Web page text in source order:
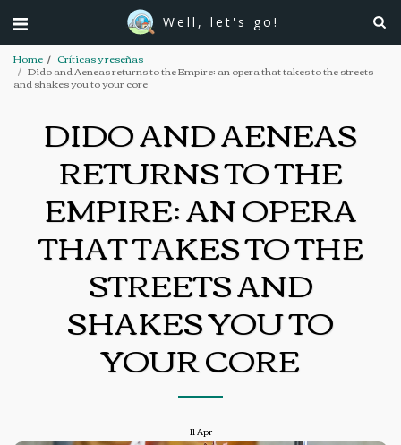
Well, let's go!
Home Críticas y reseñas
Dido and Aeneas returns to the Empire: an opera that takes to the streets
and shakes you to your core
DIDO AND AENEAS
RETURNS TO THE
EMPIRE: AN OPERA
THAT TAKES TO THE
STREETS AND
SHAKES YOU TO
YOUR CORE
11Apr